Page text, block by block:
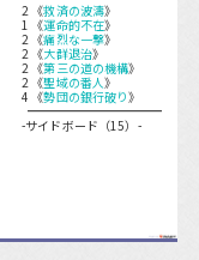
2 《救済の波濤》
1 《運命的不在》
2 《痛烈な一撃》
2 《大群退治》
2 《第三の道の機構》
2 《聖域の番人》
4 《勢団の銀行破り》
-サイドボード（15）-